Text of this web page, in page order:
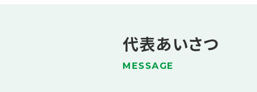
代表あいさつ
MESSAGE